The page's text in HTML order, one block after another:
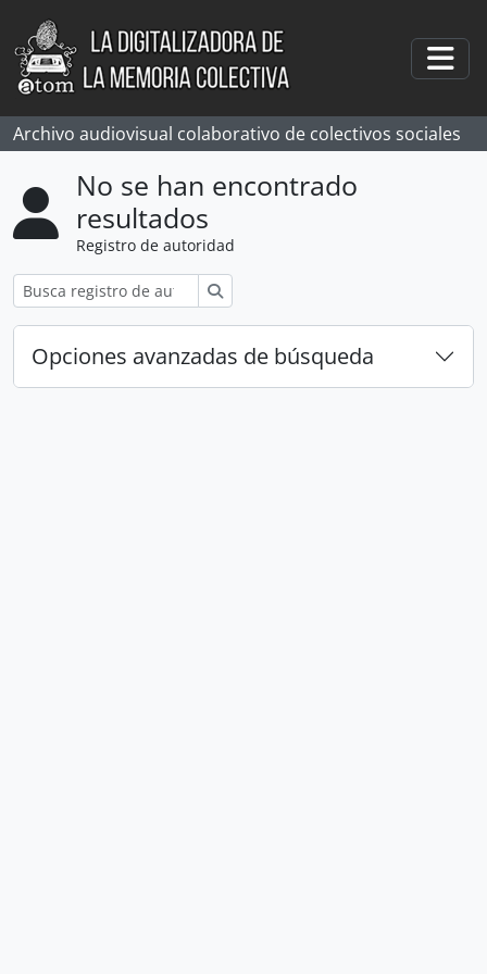
Skip to main content
Archivo audiovisual colaborativo de colectivos sociales
No se han encontrado
resultados
Registro de autoridad
Opciones avanzadas de búsqueda